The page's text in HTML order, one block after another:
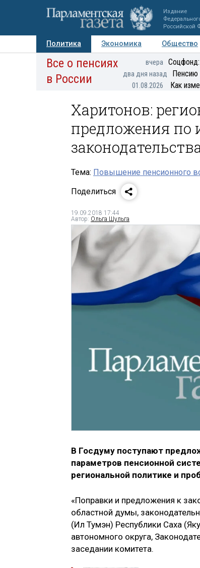
Издание
Российской
Политика Экономика Общество
Авторы Персоны Мнения
Все о пенсиях
в России
вчера Соцфонд:
два дня назад Пенсию
01.08.2026 Как
Харитонов:
предложения по
Тема: Повышение пенсионного
Поделиться
19.09.2018 17:44
Автор: Ольга Шульга
В Госдуму поступают
параметров пенсионной
региональной политике и
«Поправки и предложения к
областной думы,
(Ил Тумэн) Республики Саха
автономного округа,
заседании комитета.